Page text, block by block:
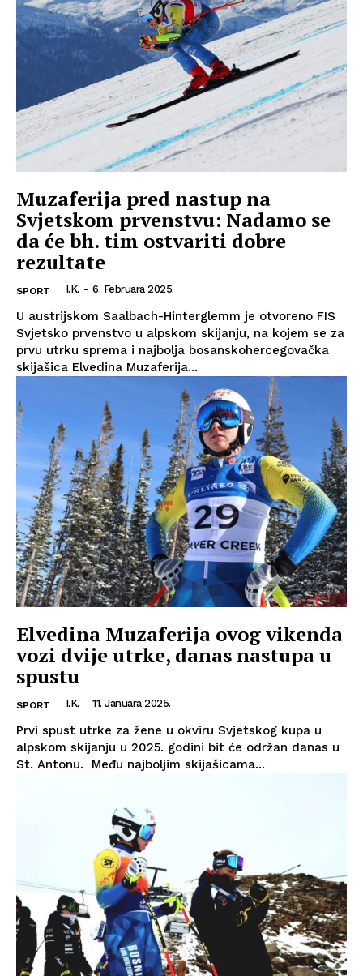
Muzaferija pred nastup na
Svjetskom prvenstvu: Nadamo se
da će bh. tim ostvariti dobre
rezultate
SPORT I.K. - 6. Februara 2025.
U austrijskom Saalbach-Hinterglemm je otvoreno FIS
Svjetsko prvenstvo u alpskom skijanju, na kojem se za
prvu utrku sprema i najbolja bosanskohercegovačka
skijašica Elvedina Muzaferija...
Elvedina Muzaferija ovog vikenda
vozi dvije utrke, danas nastupa u
spustu
SPORT I.K. - 11. Januara 2025.
Prvi spust utrke za žene u okviru Svjetskog kupa u
alpskom skijanju u 2025. godini bit će održan danas u
St. Antonu. Među najboljim skijašicama...